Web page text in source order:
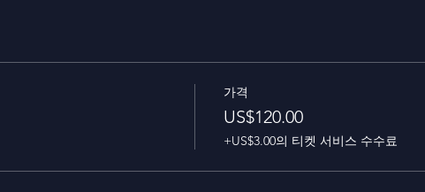
가격
US$120.00
+US$3.00의 티켓 서비스 수수료